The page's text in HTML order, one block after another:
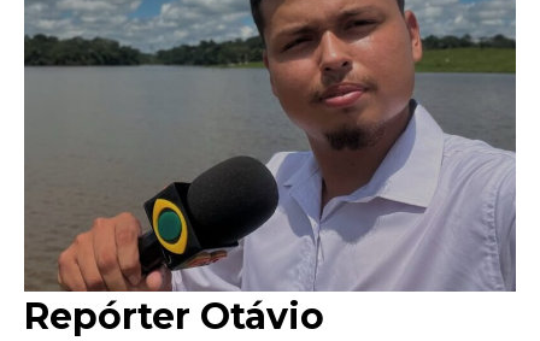
Repórter Otávio